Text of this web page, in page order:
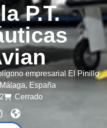
P.T.
empresarial El Pinillo
Málaga, España
Cerrado